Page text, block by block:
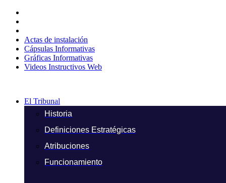
contenido
Actas de instalación
Cápsulas Informativas
Gráficas Informativas
Videos Instructivos Web
El Tribunal
Historia
Definiciones Estratégicas
Atribuciones
Funcionamiento